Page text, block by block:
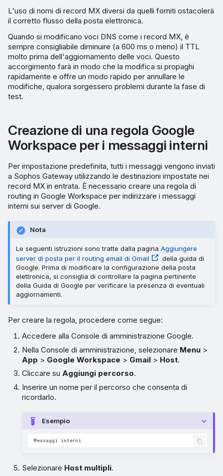
L'uso di nomi di record MX diversi da quelli forniti ostacolerà
il corretto flusso della posta elettronica.
Quando si modificano voci DNS come i record MX, è
sempre consigliabile diminuire (a 600 ms o meno) il TTL
molto prima dell'aggiornamento delle voci. Questo
accorgimento farà in modo che la modifica si propaghi
rapidamente e offre un modo rapido per annullare le
modifiche, qualora sorgessero problemi durante la fase di
test.
Creazione di una regola Google
Workspace per i messaggi interni
Per impostazione predefinita, tutti i messaggi vengono inviati
a Sophos Gateway utilizzando le destinazioni impostate nei
record MX in entrata. È necessario creare una regola di
routing in Google Workspace per indirizzare i messaggi
interni sui server di Google.
Nota
Le seguenti istruzioni sono tratte dalla pagina Aggiungere
server di posta per il routing email di Gmail
della guida di
Google. Prima di modificare la configurazione della posta
elettronica, si consiglia di controllare la pagina pertinente
della Guida di Google per verificare la presenza di eventuali
aggiornamenti.
Per creare la regola, procedere come segue:
Accedere alla Console di amministrazione Google.
Nella Console di amministrazione, selezionare Menu >
App > Google Workspace > Gmail > Host.
Cliccare suAggiungi percorso.
Inserire un nome per il percorso che consenta di
ricordarlo.
Esempio
Selezionare Host multipli.